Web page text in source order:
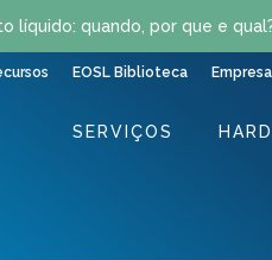
líquido: quando, por que e
EOSL Biblioteca Empresa
SERVIÇOS